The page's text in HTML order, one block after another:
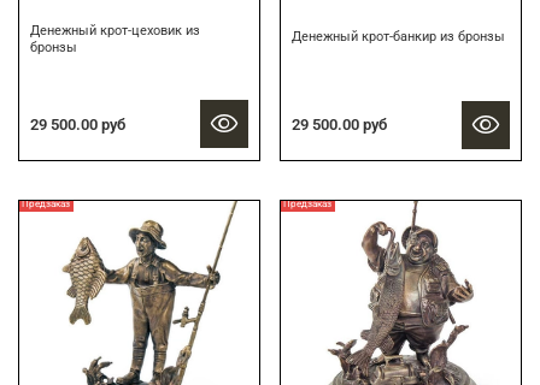
Денежный крот-цеховик из
бронзы
29 500.00 руб
Денежный крот-банкир из бронзы
29 500.00 руб
Предзаказ Предзаказ